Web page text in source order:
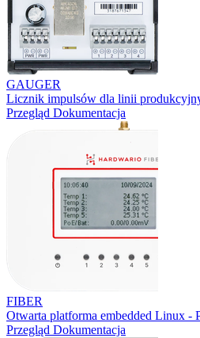
GAUGER
Licznik impulsów dla linii
Przegląd Dokumentacja
FIBER
Otwarta platforma embedded Linux
Przegląd Dokumentacja